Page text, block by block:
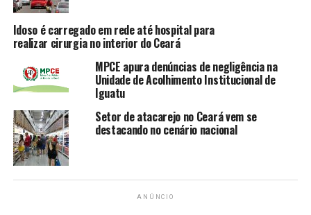
Daniela Lima
Idoso é carregado em rede até hospital para
realizar cirurgia no interior do Ceará
MPCE apura denúncias de negligência na
Unidade de Acolhimento Institucional de
Iguatu
Setor de atacarejo no Ceará vem se
destacando no cenário nacional
ANÚNCIO